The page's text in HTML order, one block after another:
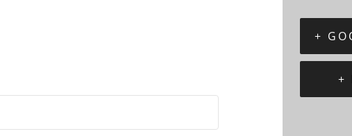
+
+